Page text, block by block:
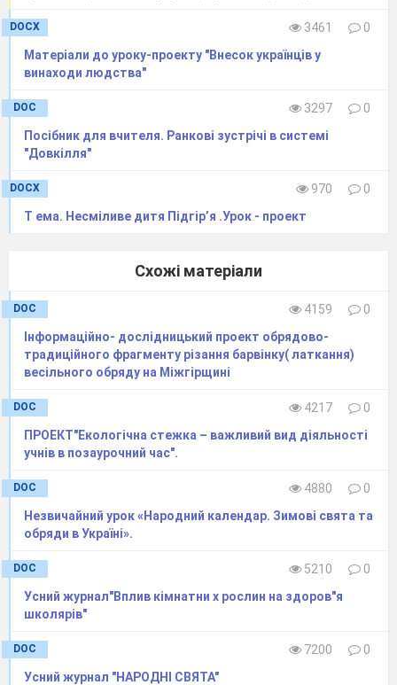
DOCX 3461
0
Матеріали до уроку-проекту "Внесок українців у
винаходи людства"
DOC 3297
0
Посібник для вчителя. Ранкові зустрічі в системі
"Довкілля"
DOCX 970
0
Т ема. Несміливе дитя Підгір’я .Урок - проект
Схожі матеріали
DOC 4159
0
Інформаційно- дослідницький проект обрядово-
традиційного фрагменту різання барвінку( латкання)
весільного обряду на Міжгірщині
DOC 4217
0
ПРОЕКТ"Екологічна стежка – важливий вид діяльності
учнів в позаурочний час".
DOC 4880
0
Незвичайний урок «Народний календар. Зимові свята та
обряди в Україні».
DOC 5210
0
Усний журнал"Вплив кімнатни х рослин на здоров"я
школярів"
DOC 7200
0
Усний журнал "НАРОДНІ СВЯТА"